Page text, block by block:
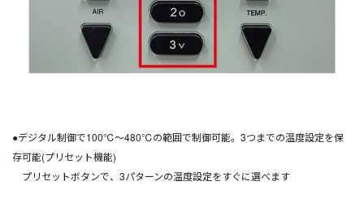
●デジタル制御で100℃～480℃の範囲で制御可能。3つまでの温度設定を保
存可能(プリセット機能)
プリセットボタンで、3パターンの温度設定をすぐに選べます